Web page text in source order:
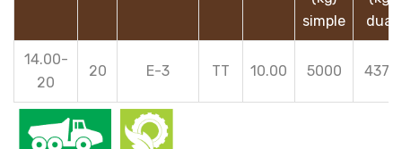
simple
dual
14.00-
20
20 E-3 TT 10.00 5000 4375